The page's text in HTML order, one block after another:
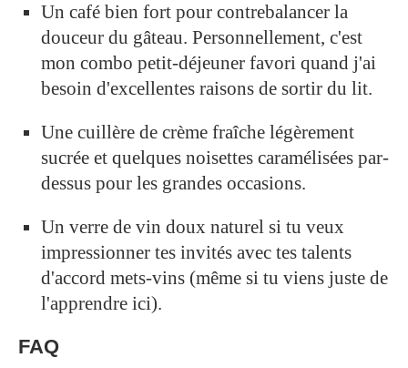
Un café bien fort pour contrebalancer la
douceur du gâteau. Personnellement, c'est
mon combo petit-déjeuner favori quand j'ai
besoin d'excellentes raisons de sortir du lit.
Une cuillère de crème fraîche légèrement
sucrée et quelques noisettes caramélisées par-
dessus pour les grandes occasions.
Un verre de vin doux naturel si tu veux
impressionner tes invités avec tes talents
d'accord mets-vins (même si tu viens juste de
l'apprendre ici).
FAQ